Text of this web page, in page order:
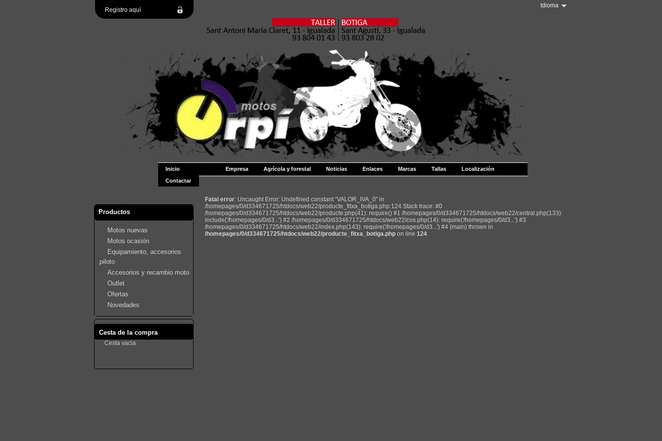
Registro aquí
Idioma
Inicio Empresa Agrícola y forestal Noticias Enlaces Marcas Tallas
Localización
Contactar
Productos
Motos nuevas
Motos ocasión
Equipamiento, accesorios
piloto
Accesorios y recambio moto
Outlet
Ofertas
Novedades
Cesta de la compra
Cesta vacia
Fatal error: Uncaught Error: Undefined constant "VALOR_IVA_0" in
/homepages/0/d334671725/htdocs/web22/producte_fitxa_botiga.php:124 Stack trace: #0
/homepages/0/d334671725/htdocs/web22/producte.php(41): require() #1 /homepages/0/d334671725/htdocs/web22/central.php(133):
include('/homepages/0/d3...') #2 /homepages/0/d334671725/htdocs/web22/cos.php(14): require('/homepages/0/d3...') #3
/homepages/0/d334671725/htdocs/web22/index.php(143): require('/homepages/0/d3...') #4 {main} thrown in
/homepages/0/d334671725/htdocs/web22/producte_fitxa_botiga.php on line 124